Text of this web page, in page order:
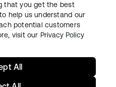
Plan du site
that you get the best
help us understand our
potential customers
visit our Privacy Policy
All